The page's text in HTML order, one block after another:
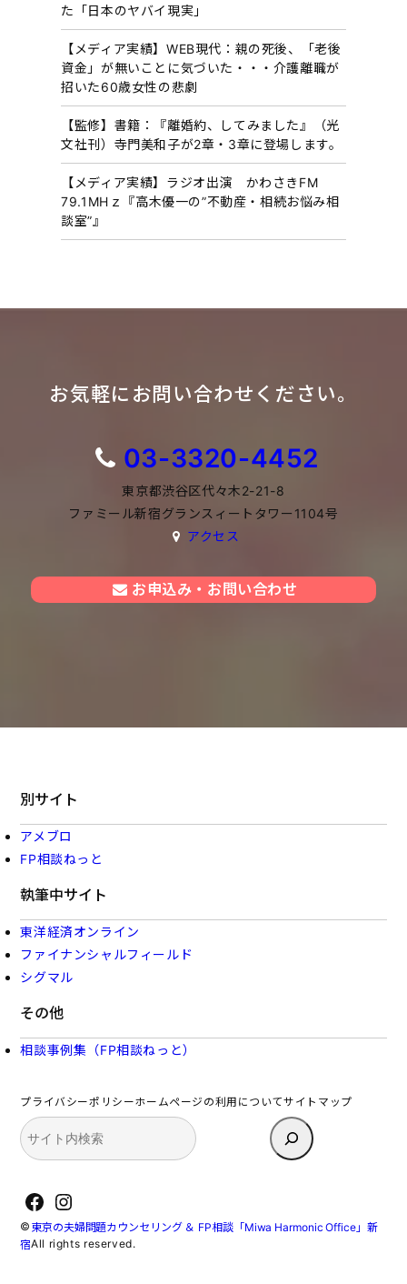
た「日本のヤバイ現実」
【メディア実績】WEB現代：親の死後、「老後
資金」が無いことに気づいた・・・介護離職が
招いた60歳女性の悲劇
【監修】書籍：『離婚約、してみました』（光
文社刊）寺門美和子が2章・3章に登場します。
【メディア実績】ラジオ出演 かわさきFM
79.1MHｚ『高木優一の”不動産・相続お悩み相
談室”』
お気軽にお問い合わせください。
03-3320-4452
東京都渋谷区代々木2-21-8
ファミール新宿グランスィートタワー1104号
アクセス
お申込み・お問い合わせ
別サイト
アメブロ
FP相談ねっと
執筆中サイト
東洋経済オンライン
ファイナンシャルフィールド
シグマル
その他
相談事例集（FP相談ねっと）
プライバシーポリシーホームページの利用についてサイトマップ
検
索
Facebook
Instagram
© 東京の夫婦問題カウンセリング ＆ FP相談「Miwa Harmonic Office」新
宿All rights reserved.